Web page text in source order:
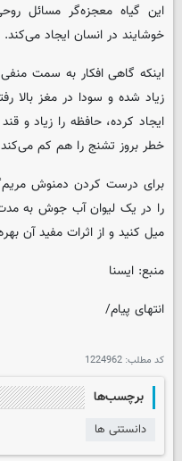
این گیاه معجزه‌گر مسائل
خوشایند در انسان ایجاد می‌کند.
اینکه گاهی افکار به سمت
زیاد شده و سودا در مغز بالا
ایجاد کرده، حافظه را زیاد و
خطر بروز تشنج را هم کم
برای درست کردن دمنوش
میل کنید و از اثرات مفید آن
منبع: ایسنا
انتهای پیام/
کد مطلب: 1224962
برچسب‌ها
دانستنی ها